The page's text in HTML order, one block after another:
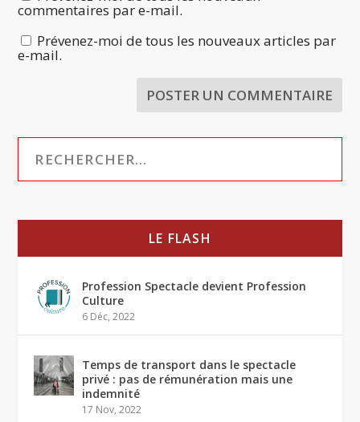
commentaires par e-mail.
Prévenez-moi de tous les nouveaux articles par
e-mail.
LE FLASH
Profession Spectacle devient Profession
Culture
6 Déc, 2022
Temps de transport dans le spectacle
privé : pas de rémunération mais une
indemnité
17 Nov, 2022